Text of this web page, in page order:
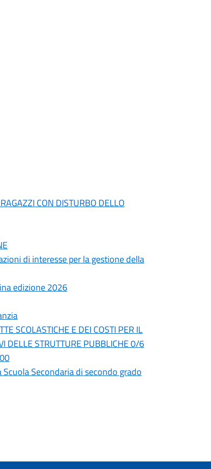
CON DISTURBO DELLO
di interesse per la gestione della
edizione 2026
SCOLASTICHE E DEI COSTI PER IL
DELLE STRUTTURE PUBBLICHE 0/6
Secondaria di secondo grado